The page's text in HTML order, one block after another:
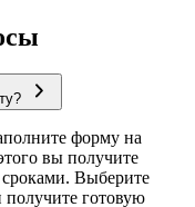
форму на
вы получите
Выберите
получите готовую